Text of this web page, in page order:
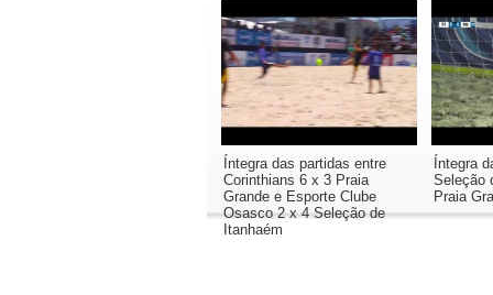
Íntegra das partidas entre
Corinthians 6 x 3 Praia
Grande e Esporte Clube
Osasco 2 x 4 Seleção de
Itanhaém
Íntegra
Seleção
Praia